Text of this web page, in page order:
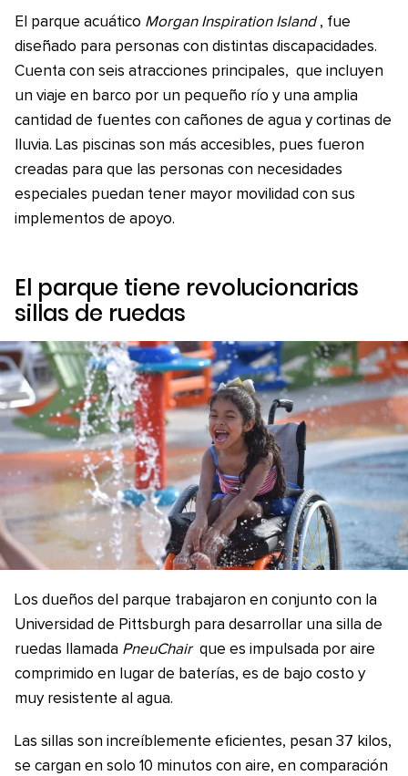
El parque acuático Morgan Inspiration Island , fue
diseñado para personas con distintas discapacidades.
Cuenta con seis atracciones principales, que incluyen
un viaje en barco por un pequeño río y una amplia
cantidad de fuentes con cañones de agua y cortinas de
lluvia. Las piscinas son más accesibles, pues fueron
creadas para que las personas con necesidades
especiales puedan tener mayor movilidad con sus
implementos de apoyo.
El parque tiene revolucionarias
sillas de ruedas
Los dueños del parque trabajaron en conjunto con la
Universidad de Pittsburgh para desarrollar una silla de
ruedas llamada PneuChair que es impulsada por aire
comprimido en lugar de baterías, es de bajo costo y
muy resistente al agua.
Las sillas son increíblemente eficientes, pesan 37 kilos,
se cargan en solo 10 minutos con aire, en comparación